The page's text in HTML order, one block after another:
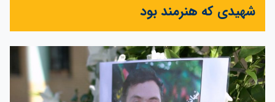
شهیدی که هنرمند بود